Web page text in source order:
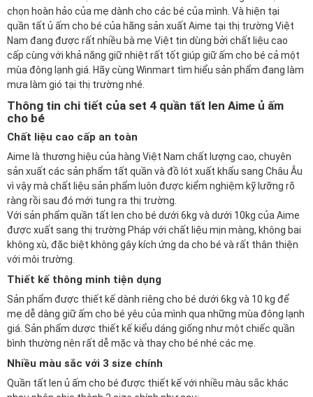
chọn hoàn hảo của mẹ dành cho các bé của mình. Và hiện tại
quần tất ủ ấm cho bé của hãng sản xuất Aime tại thị trường Việt
Nam đang được rất nhiều bà mẹ Việt tin dùng bởi chất liệu cao
cấp cùng với khả năng giữ nhiệt rất tốt giúp giữ ấm cho bé cả một
mùa đông lạnh giá. Hãy cùng Winmart tìm hiểu sản phẩm đang làm
mưa làm gió tại thị trường nhé.
Thông tin chi tiết của set 4 quần tất len Aime ủ ấm
cho bé
Chất liệu cao cấp an toàn
Aime là thương hiệu của hàng Việt Nam chất lượng cao, chuyên
sản xuất các sản phẩm tất quần và đồ lót xuất khẩu sang Châu Âu
vì vậy mà chất liệu sản phẩm luôn được kiểm nghiệm kỹ lưỡng rõ
ràng rồi sau đó mới tung ra thị trường.
Với sản phẩm quần tất len cho bé dưới 6kg và dưới 10kg của Aime
được xuất sang thị trường Pháp với chất liệu mịn màng, không bai
không xù, đặc biệt không gây kích ứng da cho bé và rất thân thiện
với môi trường.
Thiết kế thông minh tiện dụng
Sản phẩm được thiết kế dành riêng cho bé dưới 6kg và 10 kg để
mẹ dễ dàng giữ ấm cho bé yêu của mình qua những mùa đông lạnh
giá. Sản phẩm dược thiết kế kiểu dáng giống như một chiếc quần
bình thường nên rất dễ mặc và thay cho bé nhé các mẹ.
Nhiều màu sắc với 3 size chính
Quần tất len ủ ấm cho bé được thiết kế với nhiều màu sắc khác